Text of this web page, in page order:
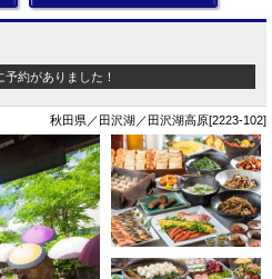
予約がありました！
秋田県／田沢湖／田沢湖高原[2223-102]